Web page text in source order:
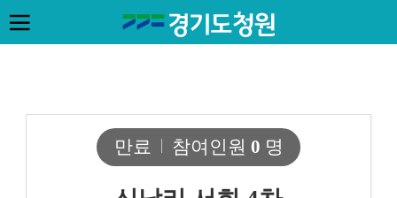
만료 참여인원 0 명